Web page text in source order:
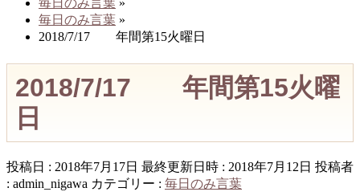
毎日のみ言葉 »
毎日のみ言葉 »
2018/7/17 年間第15火曜日
2018/7/17 年間第15火曜
日
投稿日 : 2018年7月17日 最終更新日時 : 2018年7月12日 投稿者
: admin_nigawa カテゴリー : 毎日のみ言葉